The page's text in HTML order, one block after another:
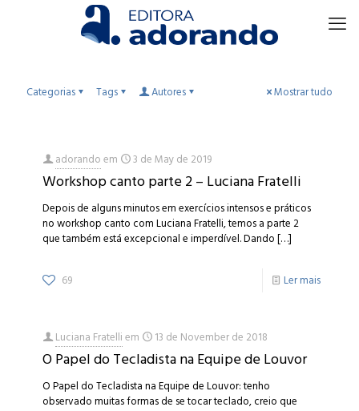
Categorias Tags Autores Mostrar tudo
adorandoem 3 de May de 2019
Workshop canto parte 2 – Luciana Fratelli
Depois de alguns minutos em exercícios intensos e práticos
no workshop canto com Luciana Fratelli, temos a parte 2
que também está excepcional e imperdível. Dando[…]
69 Ler mais
Luciana Fratelliem 13 de November de 2018
O Papel do Tecladista na Equipe de Louvor
O Papel do Tecladista na Equipe de Louvor: tenho
observado muitas formas de se tocar teclado, creio que